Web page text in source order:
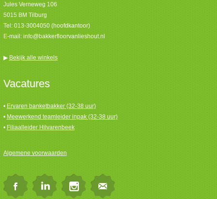
Jules Verneweg 106
5015 BM Tilburg
Tel: 013-3004050 (hoofdkantoor)
E-mail: info@bakkerfloorvanlieshout.nl
▶ Bekijk alle winkels
Vacatures
• Ervaren banketbakker (32-38 uur)
• Meewerkend teamleider inpak (32-38 uur)
• Filiaalleider Hilvarenbeek
Algemene voorwaarden